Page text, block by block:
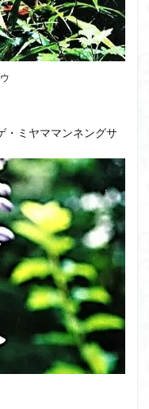
・ミヤママンネングサ